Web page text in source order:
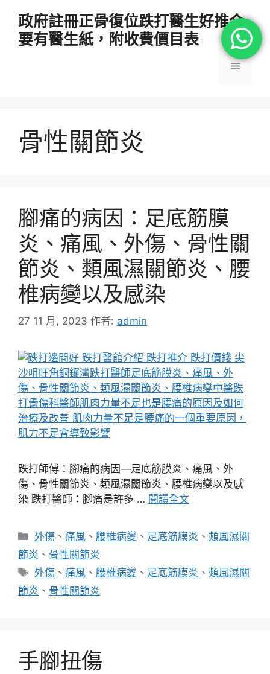
政府註冊正骨復位跌打醫生好推介
要有醫生紙，附收費價目表
選
骨性關節炎
腳痛的病因：足底筋膜
炎、痛風、外傷、骨性關
節炎、類風濕關節炎、腰
椎病變以及感染
27 11 月, 2023 作者: admin
跌打師傅：腳痛的病因—足底筋膜炎、痛風、外
傷、骨性關節炎、類風濕關節炎、腰椎病變以及感
染 跌打醫師：腳痛是許多 … 閱讀全文
分
類
外傷 、痛風 、 腰椎病變 、 足底筋膜炎 、類風濕關
節炎 、 骨性關節炎
標
籤
外傷 、痛風 、 腰椎病變 、 足底筋膜炎 、類風濕關
節炎 、 骨性關節炎
手腳扭傷